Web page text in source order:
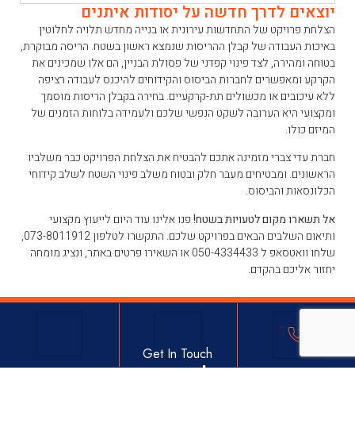
יוצאים לדרך חדשה על יסודות איתנים
הצלחת פרויקט של התחדשות עירונית או בנייה מחדש תלויה לחלוטין
באיכות העבודה של קבלן ההריסות שנמצא ראשון בשטח. הריסה מבוקרת,
בטוחה ומהירה, לצד פינוי קפדני של פסולת הבניין, הם אלו שמכינים את
הקרקע ומאפשרים לחברות הביסוס והקידוחים להיכנס לעבודה רציפה
ללא עיכובים או מכשולים תת-קרקעיים. בחירה בקבלן הריסות מוסמך
ומקצועי היא הערובה לשקט הנפשי שלכם ולעמידה בלוחות הזמנים של
המיזם כולו.
חברת עדי צברי מזמינה אתכם להבטיח את הצלחת הפרויקט כבר משלביו
הראשונים. ומבטיחים מעבר חלק ובטוח משלב פינוי השטח לשלב קידוחי
הכלונסאות והביסוס.
אל תשארו מקום לטעויות בשטח!פנו אלינו עוד היום לייעוץ מקצועי
ותיאום השלבים הבאים בפרויקט שלכם. התקשרו לטלפון 073-8011912,
שלחו וואטסאפ ל 050-4334433 או השאירו פרטים באתר, ונציג מומחה
יחזור אליכם בהקדם.
Get In Touch
מוזמנים ליצור איתנו קשר